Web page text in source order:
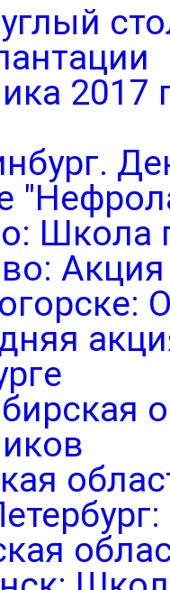
2017
Школа